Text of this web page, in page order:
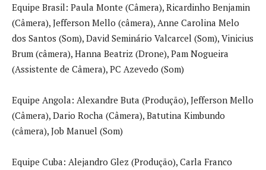
Equipe Brasil: Paula Monte (Câmera), Ricardinho Benjamin
(Câmera), Jefferson Mello (câmera), Anne Carolina Melo
dos Santos (Som), David Seminário Valcarcel (Som), Vinicius
Brum (câmera), Hanna Beatriz (Drone), Pam Nogueira
(Assistente de Câmera), PC Azevedo (Som)
Equipe Angola: Alexandre Buta (Produção), Jefferson Mello
(Câmera), Dario Rocha (Câmera), Batutina Kimbundo
(câmera), Job Manuel (Som)
Equipe Cuba: Alejandro Glez (Produção), Carla Franco